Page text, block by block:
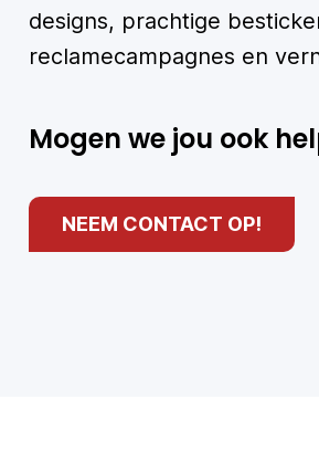
designs, prachtige
reclamecampagnes en
Mogen we jou ook
NEEM CONTACT OP!